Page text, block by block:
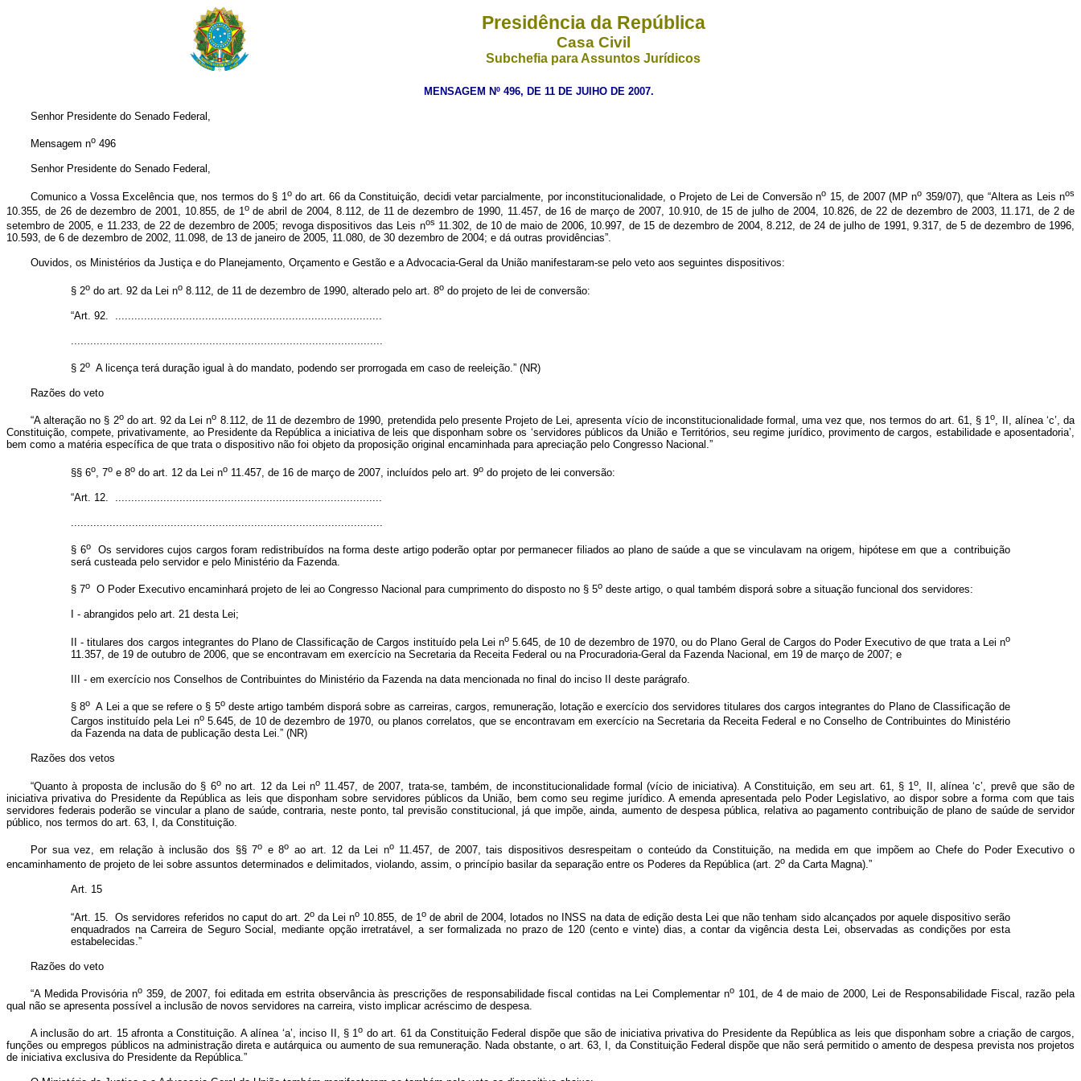
Presidência da República
Casa Civil
Subchefia para Assuntos Jurídicos
MENSAGEM Nº 496, DE 11 DE JUlHO DE 2007.
Senhor Presidente do Senado Federal,
Mensagem no 496
Senhor Presidente do Senado Federal,
Comunico a Vossa Excelência que, nos termos do § 1odo art. 66 da Constituição, decidi vetar parcialmente, por inconstitucionalidade, o Projeto de Lei de Conversão no 15, de 2007 (MP no 359/07), que “Altera as Leis nos
10.355, de 26 de dezembro de 2001, 10.855, de 1 ode abril de 2004, 8.112, de 11 de dezembro de 1990, 11.457, de 16 de março de 2007, 10.910, de 15 de julho de 2004, 10.826, de 22 de dezembro de 2003, 11.171, de 2 de
setembro de 2005, e 11.233, de 22 de dezembro de 2005; revoga dispositivos das Leis nos 11.302, de 10 de maio de 2006, 10.997, de 15 de dezembro de 2004, 8.212, de 24 de julho de 1991, 9.317, de 5 de dezembro de 1996,
10.593, de 6 de dezembro de 2002, 11.098, de 13 de janeiro de 2005, 11.080, de 30 dezembro de 2004; e dá outras providências”.
Ouvidos, os Ministérios da Justiça e do Planejamento, Orçamento e Gestão e a Advocacia-Geral da União manifestaram-se pelo veto aos seguintes dispositivos:
§ 2o do art. 92 da Lei no 8.112, de 11 de dezembro de 1990, alterado pelo art. 8o do projeto de lei de conversão:
“Art. 92. ...................................................................................
§ 2o A licença terá duração igual à do mandato, podendo ser prorrogada em caso de reeleição.” (NR)
Razões do veto
“A alteração no § 2odo art. 92 da Lei no 8.112, de 11 de dezembro de 1990, pretendida pelo presente Projeto de Lei, apresenta vício de inconstitucionalidade formal, uma vez que, nos termos do art. 61, § 1o, II, alínea ‘c’, da
Constituição, compete, privativamente, ao Presidente da República a iniciativa de leis que disponham sobre os ‘servidores públicos da União e Territórios, seu regime jurídico, provimento de cargos, estabilidade e aposentadoria’,
bem como a matéria específica de que trata o dispositivo não foi objeto da proposição original encaminhada para apreciação pelo Congresso Nacional.”
§§ 6o , 7o e 8o do art. 12 da Lei no 11.457, de 16 de março de 2007, incluídos pelo art. 9o do projeto de lei conversão:
“Art. 12. ...................................................................................
§ 6oOs servidores cujos cargos foram redistribuídos na forma deste artigo poderão optar por permanecer filiados ao plano de saúde a que se vinculavam na origem, hipótese em que a contribuição
será custeada pelo servidor e pelo Ministério da Fazenda.
§ 7o O Poder Executivo encaminhará projeto de lei ao Congresso Nacional para cumprimento do disposto no § 5o deste artigo, o qual também disporá sobre a situação funcional dos servidores:
I - abrangidos pelo art. 21 desta Lei;
II - titulares dos cargos integrantes do Plano de Classificação de Cargos instituído pela Lei no 5.645, de 10 de dezembro de 1970, ou do Plano Geral de Cargos do Poder Executivo de que trata a Lei no
11.357, de 19 de outubro de 2006, que se encontravam em exercício na Secretaria da Receita Federal ou na Procuradoria-Geral da Fazenda Nacional, em 19 de março de 2007; e
III - em exercício nos Conselhos de Contribuintes do Ministério da Fazenda na data mencionada no final do inciso II deste parágrafo.
§ 8o A Lei a que se refere o § 5odeste artigo também disporá sobre as carreiras, cargos, remuneração, lotação e exercício dos servidores titulares dos cargos integrantes do Plano de Classificação de
Cargos instituído pela Lei no5.645, de 10 de dezembro de 1970, ou planos correlatos, que se encontravam em exercício na Secretaria da Receita Federal e no Conselho de Contribuintes do Ministério
da Fazenda na data de publicação desta Lei.” (NR)
Razões dos vetos
“Quanto à proposta de inclusão do § 6ono art. 12 da Lei no 11.457, de 2007, trata-se, também, de inconstitucionalidade formal (vício de iniciativa). A Constituição, em seu art. 61, § 1o
, II, alínea ‘c’, prevê que são de
iniciativa privativa do Presidente da República as leis que disponham sobre servidores públicos da União, bem como seu regime jurídico. A emenda apresentada pelo Poder Legislativo, ao dispor sobre a forma com que tais
servidores federais poderão se vincular a plano de saúde, contraria, neste ponto, tal previsão constitucional, já que impõe, ainda, aumento de despesa pública, relativa ao pagamento contribuição de plano de saúde de servidor
público, nos termos do art. 63, I, da Constituição.
Por sua vez, em relação à inclusão dos §§ 7o e 8o ao art. 12 da Lei no11.457, de 2007, tais dispositivos desrespeitam o conteúdo da Constituição, na medida em que impõem ao Chefe do Poder Executivo o
encaminhamento de projeto de lei sobre assuntos determinados e delimitados, violando, assim, o princípio basilar da separação entre os Poderes da República (art. 2o da Carta Magna).”
Art. 15
“Art. 15. Os servidores referidos no caput do art. 2o da Lei no 10.855, de 1ode abril de 2004, lotados no INSS na data de edição desta Lei que não tenham sido alcançados por aquele dispositivo serão
enquadrados na Carreira de Seguro Social, mediante opção irretratável, a ser formalizada no prazo de 120 (cento e vinte) dias, a contar da vigência desta Lei, observadas as condições por esta
estabelecidas.”
Razões do veto
“A Medida Provisória no 359, de 2007, foi editada em estrita observância às prescrições de responsabilidade fiscal contidas na Lei Complementar no101, de 4 de maio de 2000, Lei de Responsabilidade Fiscal, razão pela
qual não se apresenta possível a inclusão de novos servidores na carreira, visto implicar acréscimo de despesa.
A inclusão do art. 15 afronta a Constituição. A alínea ‘a’, inciso II, § 1o do art. 61 da Constituição Federal dispõe que são de iniciativa privativa do Presidente da República as leis que disponham sobre a criação de cargos,
funções ou empregos públicos na administração direta e autárquica ou aumento de sua remuneração. Nada obstante, o art. 63, I, da Constituição Federal dispõe que não será permitido o amento de despesa prevista nos projetos
de iniciativa exclusiva do Presidente da República.”